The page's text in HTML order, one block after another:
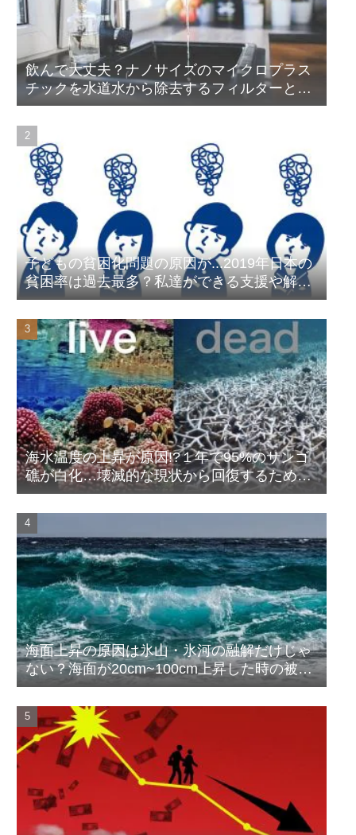
飲んで大丈夫？ナノサイズのマイクロプラス
チックを水道水から除去するフィルターと浄
水器を選ぶなら...
子どもの貧困化問題の原因が...2019年日本の
貧困率は過去最多？私達ができる支援や解決
方法は？
海水温度の上昇が原因!?１年で95%のサンゴ
礁が白化…壊滅的な現状から回復するために
私達ができることは？
海面上昇の原因は氷山・氷河の融解だけじゃ
ない？海面が20cm~100cm上昇した時の被
害・影響とは？